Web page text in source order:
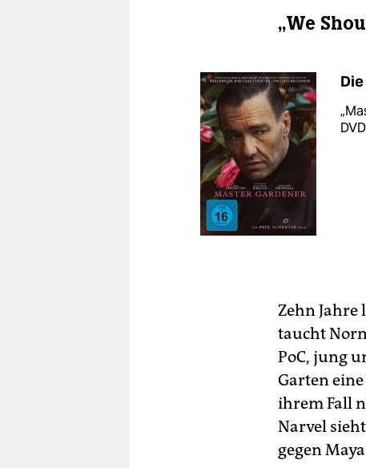
„We
Zehn Jahre
taucht
PoC, jung
Garten
ihrem Fall
Narvel
gegen